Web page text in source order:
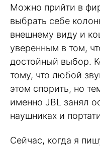
Можно прийти в
выбрать себе
внешнему виду и
уверенным в том,
достойный выбор.
тому, что любой
этом спорить, но
именно JBL занял
наушниках и
Сейчас, когда я